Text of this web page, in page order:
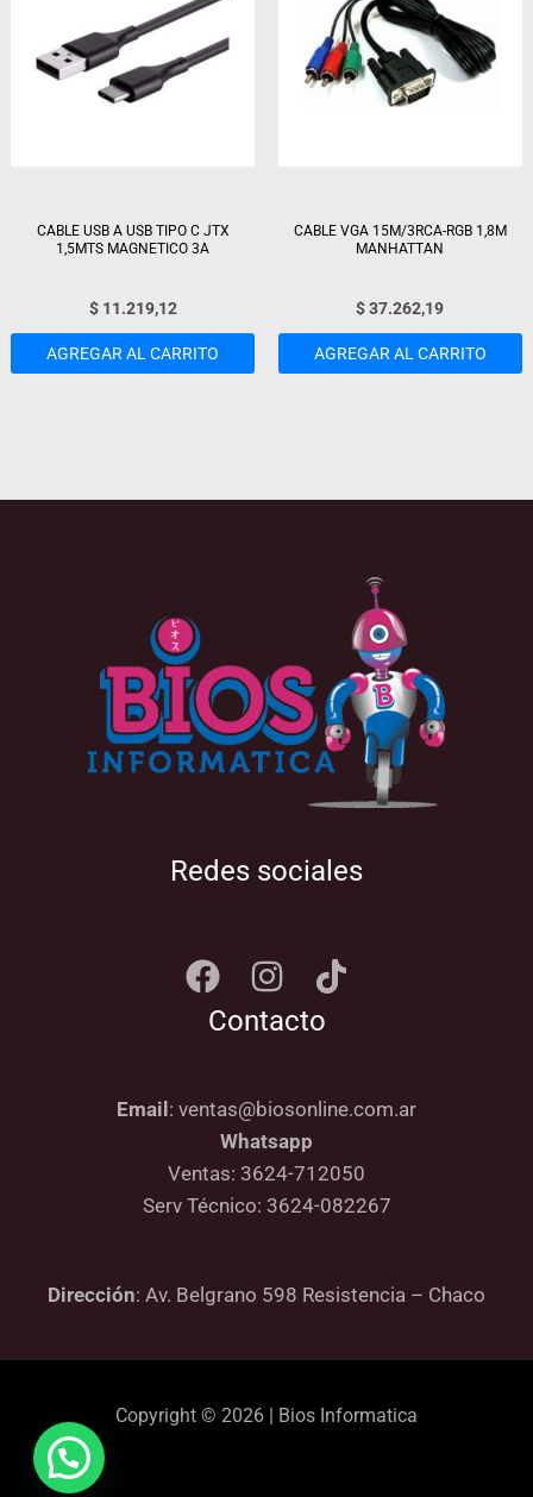
CABLE USB A USB TIPO C JTX
1,5MTS MAGNETICO 3A
$11.219,12
AGREGAR AL CARRITO
CABLE VGA 15M/3RCA-RGB 1,8M
MANHATTAN
$37.262,19
AGREGAR AL CARRITO
Redes sociales
Contacto
Email : ventas@biosonline.com.ar
Whatsapp
Ventas: 3624-712050
Serv Técnico: 3624-082267
Dirección: Av. Belgrano 598 Resistencia – Chaco
Copyright © 2026 | Bios Informatica